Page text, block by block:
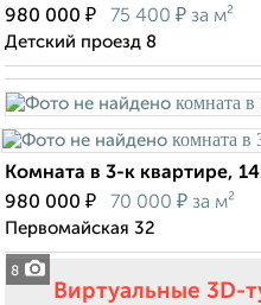
980 000 ₽ 75 400 ₽ за м²
Детский проезд 8
8
Комната в 3-к квартире,
980 000 ₽ 70 000 ₽ за м²
Первомайская 32
Виртуальные 3D-